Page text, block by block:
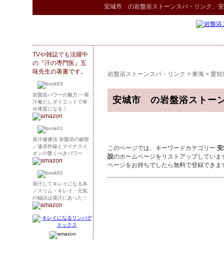
安城市 の岩盤浴ストーンスパ ・リンク 、
岩盤浴ストーンスパ・リンク > 東海 > 愛知
安城市 の岩盤浴ストー
このページでは、キーワードカテゴリー
設のホームページをリストアップしてい
ページをお持ちでしたら無料で登録できま
TVや雑誌でも活躍中
の『汗の専門医』五
味先生の著書です。
岩盤浴パワーの魅力 一発
汗毒だしダイエットで幸
せ体質になる！
発汗健康法 岩盤浴の秘密
／遠赤外線とマイナスイ
オンの驚くべきパワー
発汗してキレイになる本
／スリム・キレイ・元気
の秘訣は発汗にあった！